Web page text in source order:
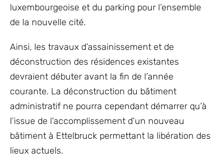
luxembourgeoise et du parking pour l’ensemble
de la nouvelle cité.
Ainsi, les travaux d’assainissement et de
déconstruction des résidences existantes
devraient débuter avant la fin de l’année
courante. La déconstruction du bâtiment
administratif ne pourra cependant démarrer qu’à
l’issue de l’accomplissement d’un nouveau
bâtiment à Ettelbruck permettant la libération des
lieux actuels.